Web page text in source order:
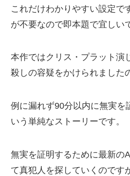
これだけわかりやすい設定で
が不要なので即本題で宜しい
本作ではクリス・プラット演
殺しの容疑をかけられました
例に漏れず90分以内に無実を
いう単純なストーリーです。
無実を証明するために最新の
て真犯人を探していくのです